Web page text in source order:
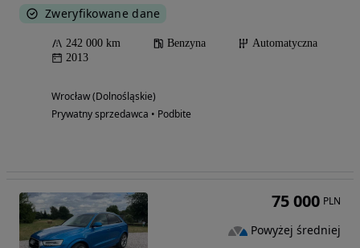
Zweryfikowane dane
242 000 km Benzyna
Automatyczna
2013
Wrocław (Dolnośląskie)
Prywatny sprzedawca • Podbite
75 000 PLN
Powyżej średniej